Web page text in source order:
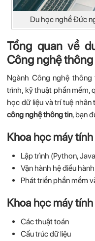
Du học nghề Đức
Tổng quan về
Công nghệ
Ngành Công nghệ
trình, kỹ thuật phần mềm,
học dữ liệu và trí tuệ
công nghệ thông tin, bạn
Khoa học máy
Lập trình (Python,
Vận hành hệ điều
Phát triển phần mềm
Khoa học máy
Các thuật toán
Cấu trúc dữ liệu